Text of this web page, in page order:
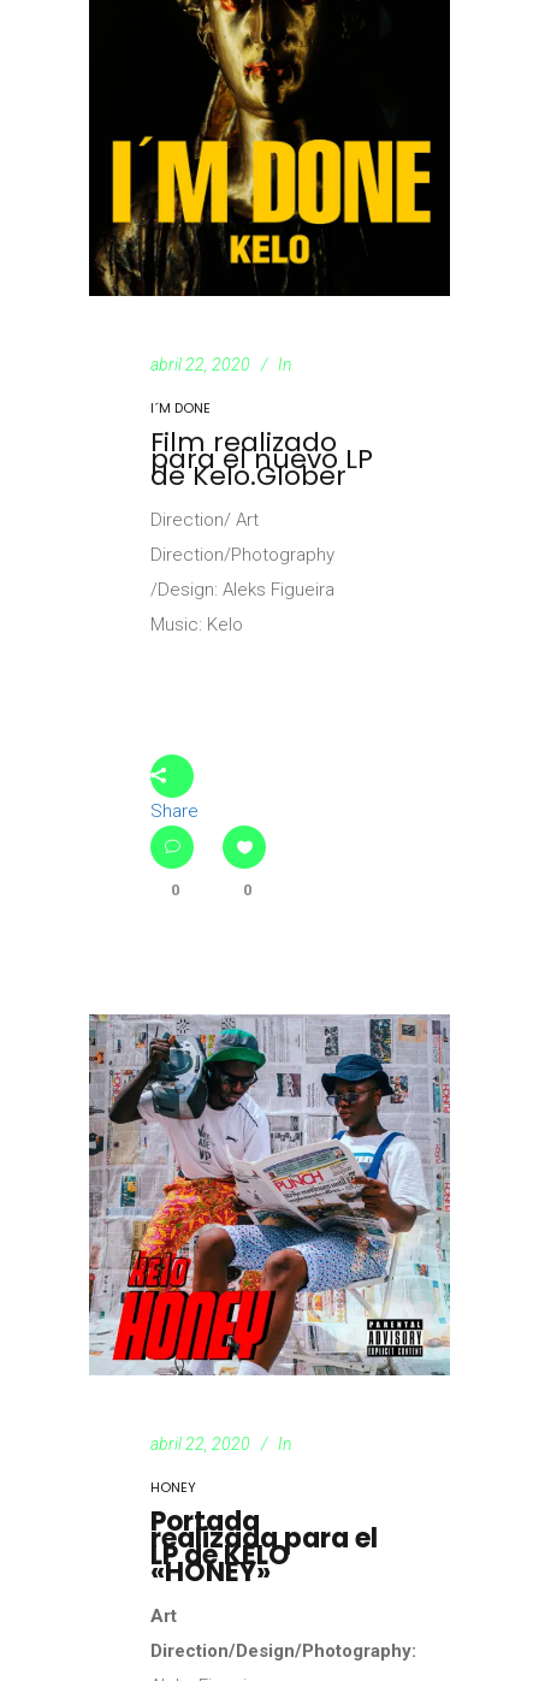
abril 22, 2020 In
I´M DONE
Film realizado
para el nuevo LP
de Kelo.Glober
Direction/ Art
Direction/Photography
/Design: Aleks Figueira
Music: Kelo
Share
0 0
abril 22, 2020 In
HONEY
Portada
realizada para el
LP de KELO
«HONEY»
Art
Direction/Design/Photography: